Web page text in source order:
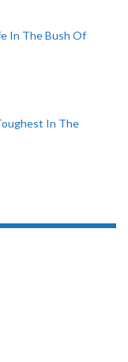
In The Bush Of
In The